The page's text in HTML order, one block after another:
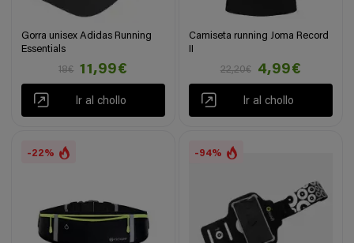
Gorra unisex Adidas Running
Essentials
18€
11,99€
Ir al chollo
Camiseta running Joma Record
22,20€
4,99€
Ir al chollo
-22% -94%